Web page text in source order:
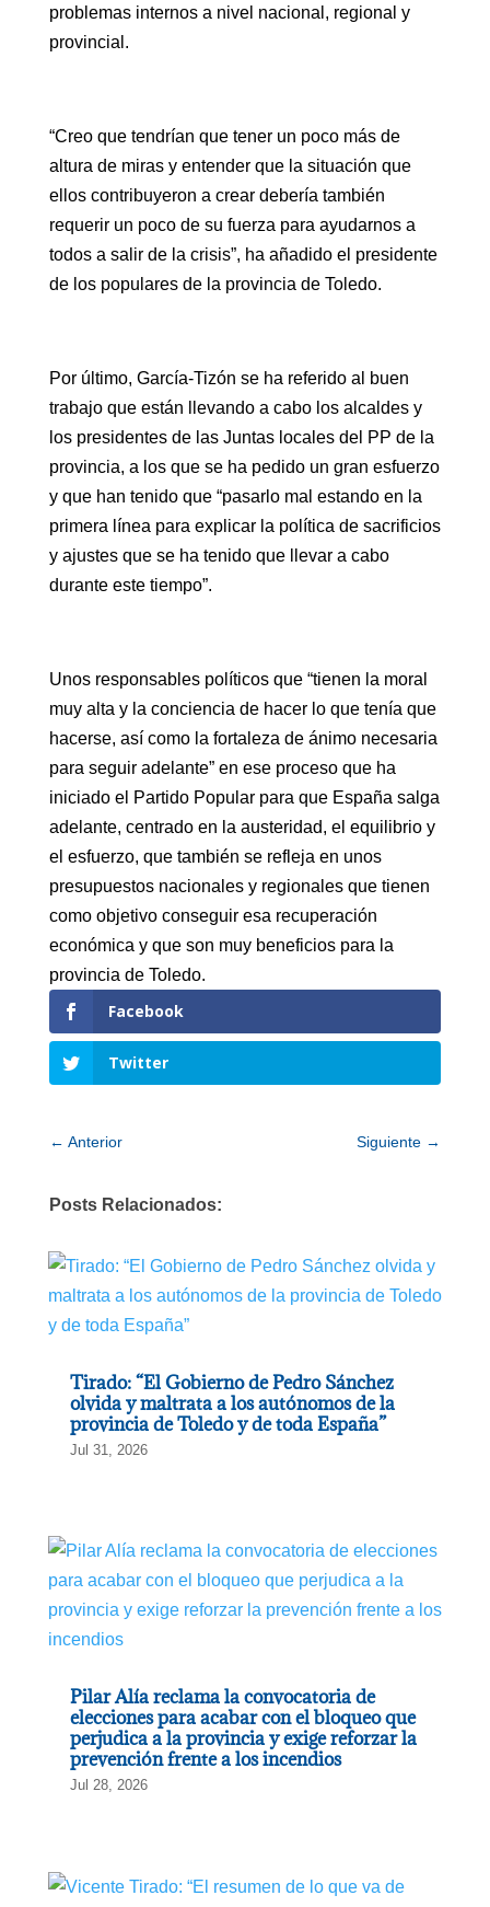
problemas internos a nivel nacional, regional y
provincial.
“Creo que tendrían que tener un poco más de
altura de miras y entender que la situación que
ellos contribuyeron a crear debería también
requerir un poco de su fuerza para ayudarnos a
todos a salir de la crisis”, ha añadido el presidente
de los populares de la provincia de Toledo.
Por último, García-Tizón se ha referido al buen
trabajo que están llevando a cabo los alcaldes y
los presidentes de las Juntas locales del PP de la
provincia, a los que se ha pedido un gran esfuerzo
y que han tenido que “pasarlo mal estando en la
primera línea para explicar la política de sacrificios
y ajustes que se ha tenido que llevar a cabo
durante este tiempo”.
Unos responsables políticos que “tienen la moral
muy alta y la conciencia de hacer lo que tenía que
hacerse, así como la fortaleza de ánimo necesaria
para seguir adelante” en ese proceso que ha
iniciado el Partido Popular para que España salga
adelante, centrado en la austeridad, el equilibrio y
el esfuerzo, que también se refleja en unos
presupuestos nacionales y regionales que tienen
como objetivo conseguir esa recuperación
económica y que son muy beneficios para la
provincia de Toledo.
Facebook
Twitter
← Anterior Siguiente →
Posts Relacionados:
Tirado: “El Gobierno de Pedro Sánchez
olvida y maltrata a los autónomos de la
provincia de Toledo y de toda España”
Jul 31, 2026
Pilar Alía reclama la convocatoria de
elecciones para acabar con el bloqueo que
perjudica a la provincia y exige reforzar la
prevención frente a los incendios
Jul 28, 2026